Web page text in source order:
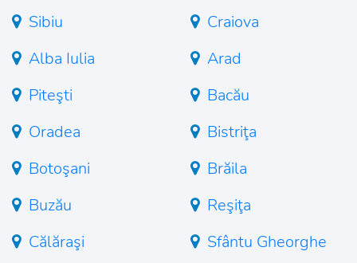
Sibiu
Craiova
Alba Iulia
Arad
Piteşti
Bacău
Oradea
Bistriţa
Botoşani
Brăila
Buzău
Reşiţa
Călăraşi
Sfântu Gheorghe